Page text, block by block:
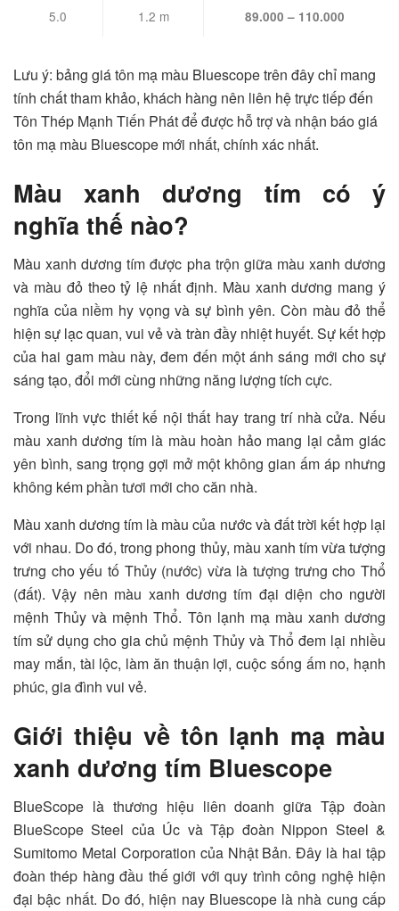
5.0 1.2 m 89.000 – 110.000
Lưu ý: bảng giá tôn mạ màu Bluescope trên đây chỉ mang
tính chất tham khảo, khách hàng nên liên hệ trực tiếp đến
Tôn Thép Mạnh Tiến Phát để được hỗ trợ và nhận báo giá
tôn mạ màu Bluescope mới nhất, chính xác nhất.
Màu xanh dương tím có ý
nghĩa thế nào?
Màu xanh dương tím được pha trộn giữa màu xanh dương
và màu đỏ theo tỷ lệ nhất định. Màu xanh dương mang ý
nghĩa của niềm hy vọng và sự bình yên. Còn màu đỏ thể
hiện sự lạc quan, vui vẻ và tràn đầy nhiệt huyết. Sự kết hợp
của hai gam màu này, đem đến một ánh sáng mới cho sự
sáng tạo, đổi mới cùng những năng lượng tích cực.
Trong lĩnh vực thiết kế nội thất hay trang trí nhà cửa. Nếu
màu xanh dương tím là màu hoàn hảo mang lại cảm giác
yên bình, sang trọng gợi mở một không gian ấm áp nhưng
không kém phần tươi mới cho căn nhà.
Màu xanh dương tím là màu của nước và đất trời kết hợp lại
với nhau. Do đó, trong phong thủy, màu xanh tím vừa tượng
trưng cho yếu tố Thủy (nước) vừa là tượng trưng cho Thổ
(đất). Vậy nên màu xanh dương tím đại diện cho người
mệnh Thủy và mệnh Thổ. Tôn lạnh mạ màu xanh dương
tím sử dụng cho gia chủ mệnh Thủy và Thổ đem lại nhiều
may mắn, tài lộc, làm ăn thuận lợi, cuộc sống ấm no, hạnh
phúc, gia đình vui vẻ.
Giới thiệu về tôn lạnh mạ màu
xanh dương tím Bluescope
BlueScope là thương hiệu liên doanh giữa Tập đoàn
BlueScope Steel của Úc và Tập đoàn Nippon Steel &
Sumitomo Metal Corporation của Nhật Bản. Đây là hai tập
đoàn thép hàng đầu thế giới với quy trình công nghệ hiện
đại bậc nhất. Do đó, hiện nay Bluescope là nhà cung cấp